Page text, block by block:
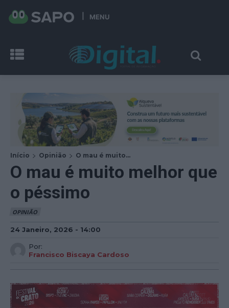
MENU
Início Opinião O mau é muito...
O mau é muito melhor que
o péssimo
OPINIÃO
24 Janeiro, 2026 - 14:00
Por:
Francisco Biscaya Cardoso